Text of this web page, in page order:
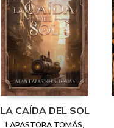
LA CAÍDA DEL SOL
LAPASTORA TOMÁS,